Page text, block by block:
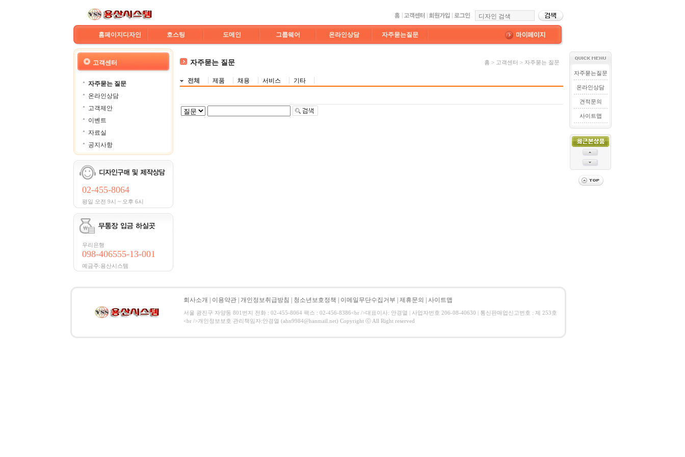
홈페이지디자인 호스팅 도메인 그룹웨어 온라인상담 자주묻는질문
고객센터
자주묻는 질문
온라인상담
고객제안
이벤트
자료실
공지사항
02-455-8064
평일 오전 9시 ~ 오후 6시
우리은행
098-406555-13-001
예금주:용산시스템
자주묻는 질문 홈 > 고객센터 > 자주묻는 질문
전체 제품 채용 서비스 기타
자주묻는질문
온라인상담
견적문의
사이트맵
회사소개 이용약관 개인정보취급방침 청소년보호정책 이메일무단수집거부 제휴문의 사이트맵
서울 광진구 자양동 801번지 전화 : 02-455-8064 팩스 : 02-456-8386<br />대표이사: 안경열 | 사업자번호 206-08-40630 | 통신판매업신고번호 : 제 253호
<br />개인정보보호 관리책임자:안경열 (ahn9984@hanmail.net) Copyright ⓒ All Right reserved